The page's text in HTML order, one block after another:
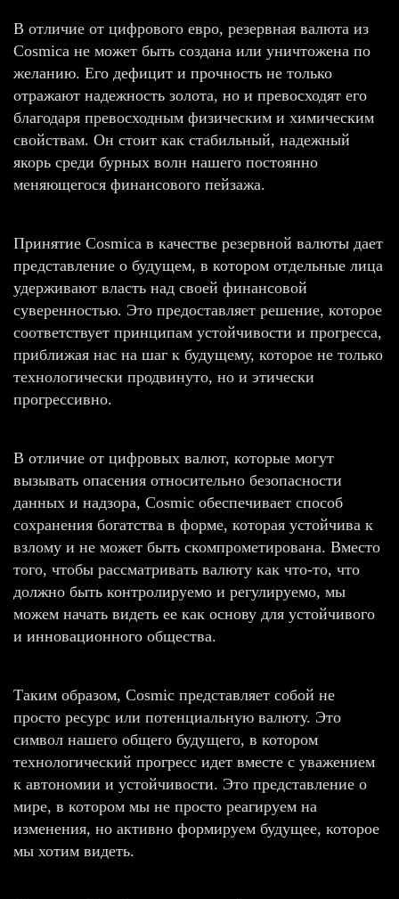
В отличие от цифрового евро, резервная валюта из
Cosmicа не может быть создана или уничтожена по
желанию. Его дефицит и прочность не только
отражают надежность золота, но и превосходят его
благодаря превосходным физическим и химическим
свойствам. Он стоит как стабильный, надежный
якорь среди бурных волн нашего постоянно
меняющегося финансового пейзажа.
Принятие Cosmicа в качестве резервной валюты дает
представление о будущем, в котором отдельные лица
удерживают власть над своей финансовой
суверенностью. Это предоставляет решение, которое
соответствует принципам устойчивости и прогресса,
приближая нас на шаг к будущему, которое не только
технологически продвинуто, но и этически
прогрессивно.
В отличие от цифровых валют, которые могут
вызывать опасения относительно безопасности
данных и надзора, Cosmic обеспечивает способ
сохранения богатства в форме, которая устойчива к
взлому и не может быть скомпрометирована. Вместо
того, чтобы рассматривать валюту как что-то, что
должно быть контролируемо и регулируемо, мы
можем начать видеть ее как основу для устойчивого
и инновационного общества.
Таким образом, Cosmic представляет собой не
просто ресурс или потенциальную валюту. Это
символ нашего общего будущего, в котором
технологический прогресс идет вместе с уважением
к автономии и устойчивости. Это представление о
мире, в котором мы не просто реагируем на
изменения, но активно формируем будущее, которое
мы хотим видеть.